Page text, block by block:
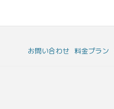
お問い合わせ 料金プラン